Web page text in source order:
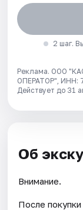
2 шаг.
Реклама. ООО
ОПЕРАТОР", ИНН:
Действует до 31
Об
Внимание.
После